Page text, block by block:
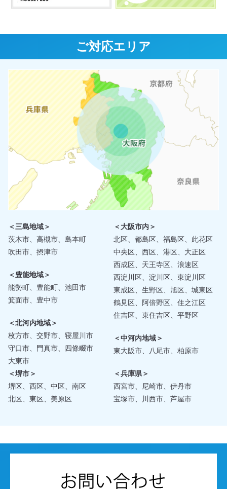
ご対応エリア
＜三島地域＞
茨木市、高槻市、島本町
吹田市、摂津市
＜豊能地域＞
能勢町、豊能町、池田市
箕面市、豊中市
＜北河内地域＞
枚方市、交野市、寝屋川市
守口市、門真市、四條畷市
大東市
＜大阪市内＞
北区、都島区、福島区、此花区
中央区、西区、港区、大正区
西成区、天王寺区、浪速区
西淀川区、淀川区、東淀川区
東成区、生野区、旭区、城東区
鶴見区、阿倍野区、住之江区
住吉区、東住吉区、平野区
＜中河内地域＞
東大阪市、八尾市、柏原市
＜堺市＞
堺区、西区、中区、南区
北区、東区、美原区
＜兵庫県＞
西宮市、尼崎市、伊丹市
宝塚市、川西市、芦屋市